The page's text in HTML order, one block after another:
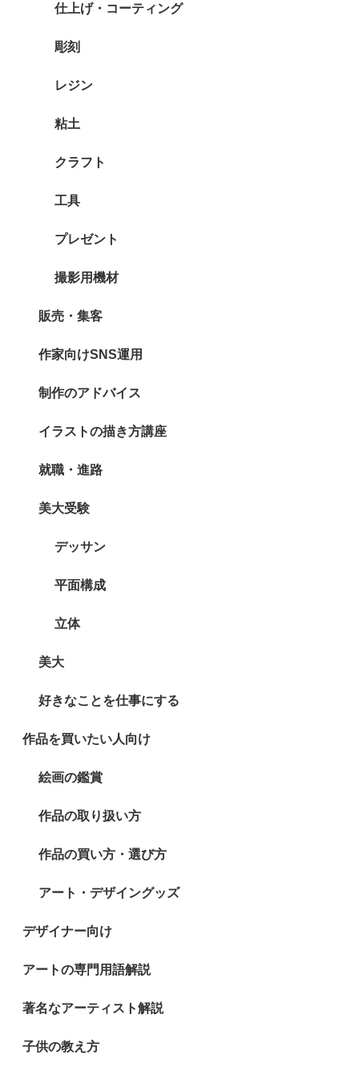
仕上げ・コーティング
彫刻
レジン
粘土
クラフト
工具
プレゼント
撮影用機材
販売・集客
作家向けSNS運用
制作のアドバイス
イラストの描き方講座
就職・進路
美大受験
デッサン
平面構成
立体
美大
好きなことを仕事にする
作品を買いたい人向け
絵画の鑑賞
作品の取り扱い方
作品の買い方・選び方
アート・デザイングッズ
デザイナー向け
アートの専門用語解説
著名なアーティスト解説
子供の教え方